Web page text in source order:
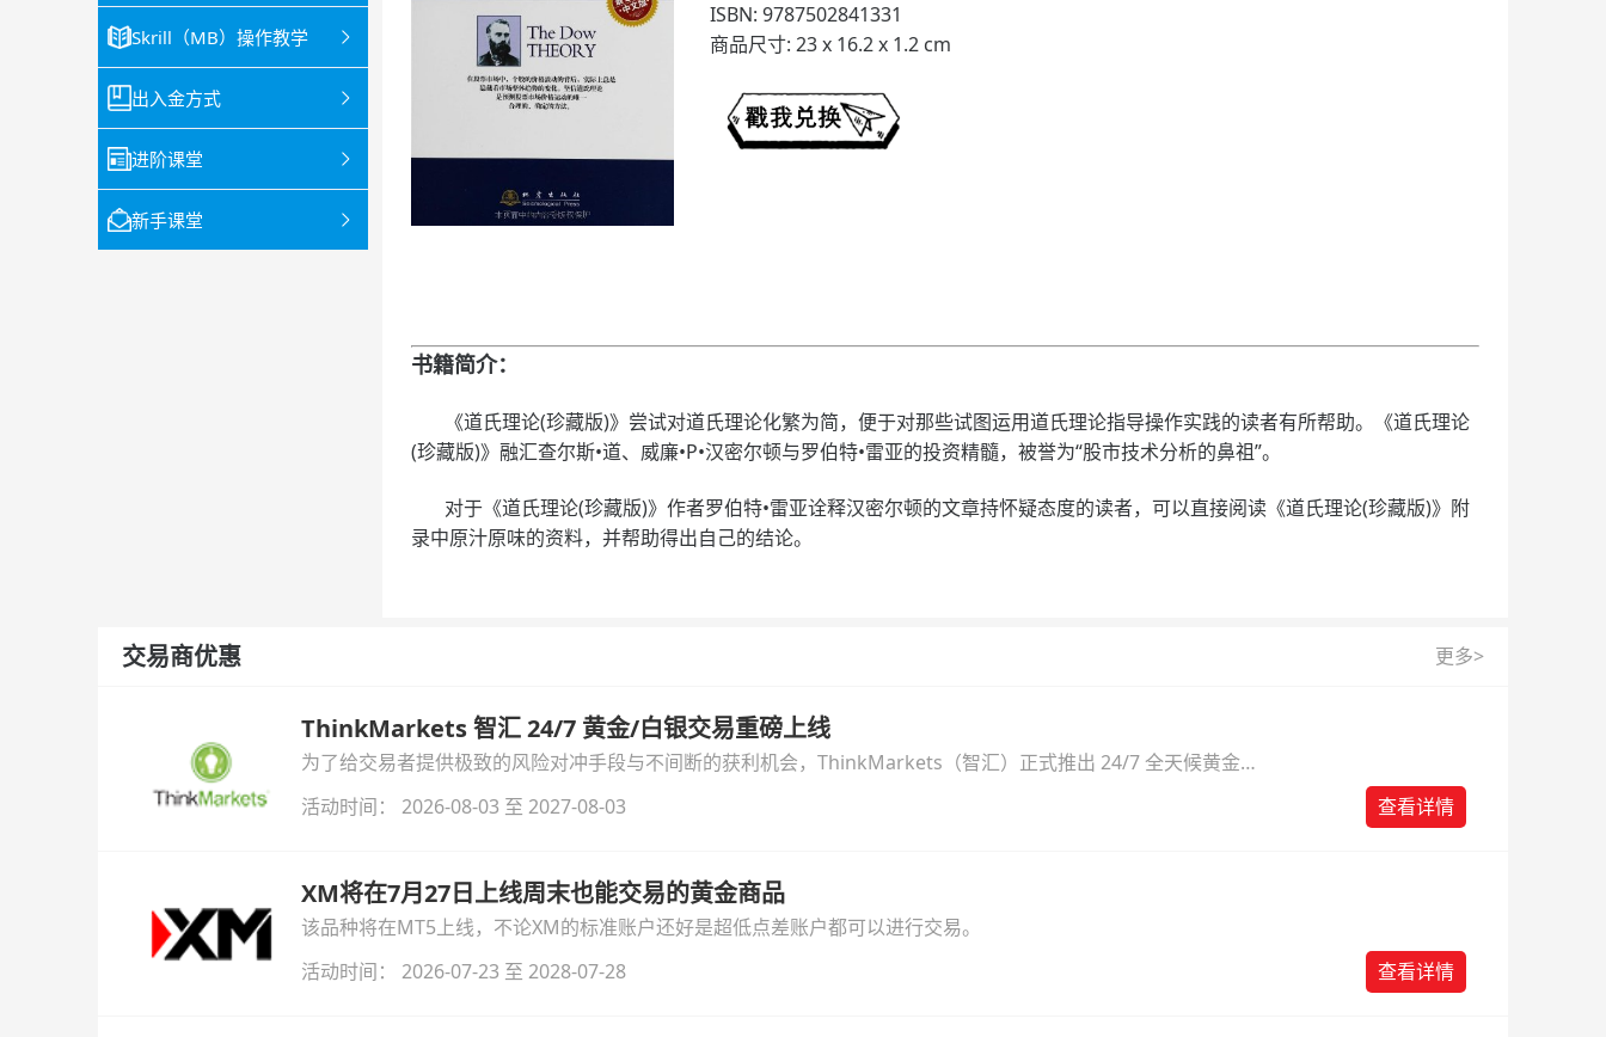
Skrill（MB）操作教学
出入金方式
进阶课堂
新手课堂
ISBN: 9787502841331
商品尺寸: 23 x 16.2 x 1.2 cm
书籍简介：
《道氏理论(珍藏版)》尝试对道氏理论化繁为简，便于对那些试图运用道氏理论指导操作实践的读者有所帮助。《道氏理论
(珍藏版)》融汇查尔斯•道、威廉•P•汉密尔顿与罗伯特•雷亚的投资精髓，被誉为“股市技术分析的鼻祖”。
对于《道氏理论(珍藏版)》作者罗伯特•雷亚诠释汉密尔顿的文章持怀疑态度的读者，可以直接阅读《道氏理论(珍藏版)》附
录中原汁原味的资料，并帮助得出自己的结论。
交易商优惠 更多>
ThinkMarkets 智汇 24/7 黄金/白银交易重磅上线
为了给交易者提供极致的风险对冲手段与不间断的获利机会，ThinkMarkets（智汇）正式推出 24/7 全天候黄金
与白银交易！本文将为您详细拆解本次升级的核心交易品种、杠杆配置、支持软件及交易细则。
活动时间： 2026-08-03 至 2027-08-03 查看详情
XM将在7月27日上线周末也能交易的黄金商品
该品种将在MT5上线，不论XM的标准账户还好是超低点差账户都可以进行交易。
活动时间： 2026-07-23 至 2028-07-28
查看详情